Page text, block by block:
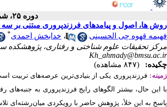
دوره ۲۵، شماره ۱۶۰ - ( تابستان ۱۴۰۵(تیر)، ۱۴۰۵ )
روش ها، اصول و پیامدهای فرزندپروری مبتنی بر
فهیمه قهوه چی الحسینی
، خدابخش احمدی*
مرکز تحقیقات علوم شناختی و رفتاری، پژوهشکده
Kh_ahmady@bmsu.ac.ir
چکیده:
(۸۴۷ مشاهده)
زمینه: فرزندپروری یکی از بنیادی‌ترین عرصه‌های تربیت
با این حال، بیشتر الگوهای رایج فرزندپروری به جنبه‌های
پاسخ به این خلأ، پژوهش حاضر با رویکردی